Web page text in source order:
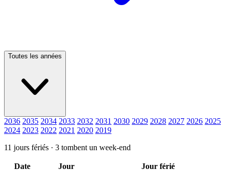
Toutes les années
2036 2035 2034 2033 2032 2031 2030 2029 2028 2027 2026 2025
2024 2023 2022 2021 2020 2019
11 jours fériés · 3 tombent un week-end
Date Jour
Jour férié